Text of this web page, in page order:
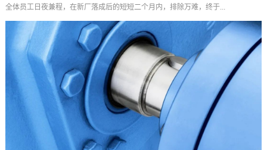
全体员工日夜兼程，在新厂落成后的短短二个月内，排除万难，终于...